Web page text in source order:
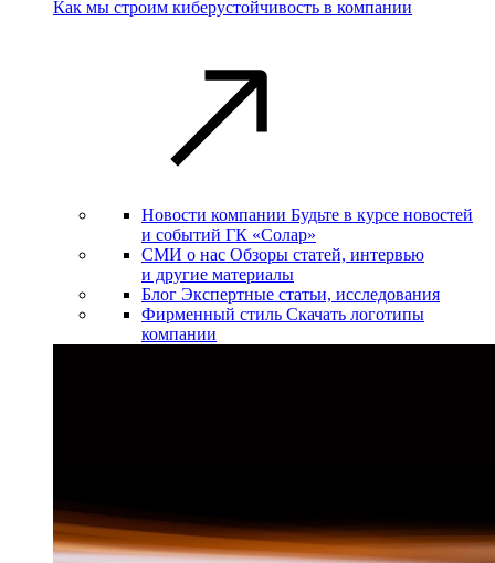
Как мы строим киберустойчивость в компании
Новости компании Будьте в курсе новостей
и событий ГК «Солар»
СМИ о нас Обзоры статей, интервью
и другие материалы
Блог Экспертные статьи, исследования
Фирменный стиль Скачать логотипы
компании